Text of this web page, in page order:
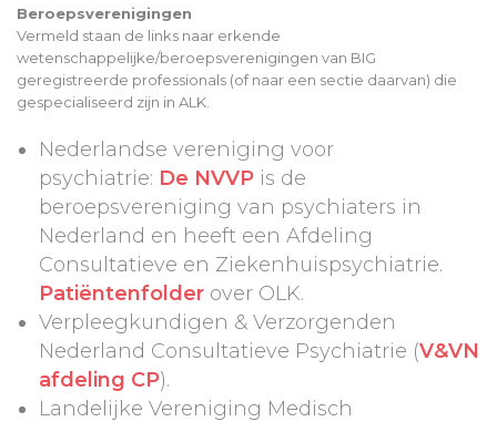
Beroepsverenigingen
Vermeld staan de links naar erkende
wetenschappelijke/beroepsverenigingen van BIG
geregistreerde professionals (of naar een sectie daarvan) die
gespecialiseerd zijn in ALK.
Nederlandse vereniging voor
psychiatrie: De NVVP is de
beroepsvereniging van psychiaters in
Nederland en heeft een Afdeling
Consultatieve en Ziekenhuispsychiatrie.
Patiëntenfolder over OLK.
Verpleegkundigen & Verzorgenden
Nederland Consultatieve Psychiatrie (V&VN
afdeling CP).
Landelijke Vereniging Medisch